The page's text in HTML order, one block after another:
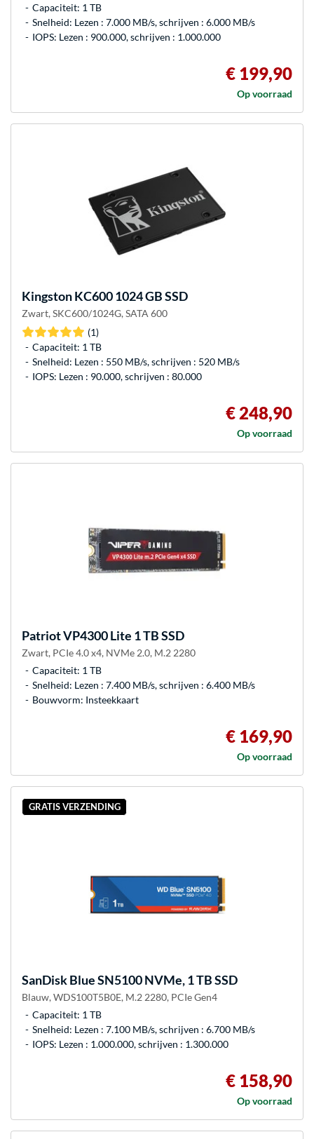
Capaciteit: 1 TB
Snelheid: Lezen : 7.000 MB/s, schrijven : 6.000 MB/s
IOPS: Lezen : 900.000, schrijven : 1.000.000
€ 199,90
Op voorraad
KingstonKC600 1024 GB SSD
Zwart, SKC600/1024G, SATA 600
(1)
Capaciteit: 1 TB
Snelheid: Lezen : 550 MB/s, schrijven : 520 MB/s
IOPS: Lezen : 90.000, schrijven : 80.000
€ 248,90
Op voorraad
PatriotVP4300 Lite 1 TB SSD
Zwart, PCIe 4.0 x4, NVMe 2.0, M.2 2280
Capaciteit: 1 TB
Snelheid: Lezen : 7.400 MB/s, schrijven : 6.400 MB/s
Bouwvorm: Insteekkaart
€ 169,90
Op voorraad
GRATIS VERZENDING
SanDiskBlue SN5100 NVMe, 1 TB SSD
Blauw, WDS100T5B0E, M.2 2280, PCIe Gen4
Capaciteit: 1 TB
Snelheid: Lezen : 7.100 MB/s, schrijven : 6.700 MB/s
IOPS: Lezen : 1.000.000, schrijven : 1.300.000
€ 158,90
Op voorraad